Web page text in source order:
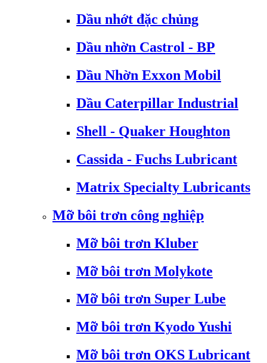
Dầu nhớt đặc chủng
Dầu nhờn Castrol - BP
Dầu Nhờn Exxon Mobil
Dầu Caterpillar Industrial
Shell - Quaker Houghton
Cassida - Fuchs Lubricant
Matrix Specialty Lubricants
Mỡ bôi trơn công nghiệp
Mỡ bôi trơn Kluber
Mỡ bôi trơn Molykote
Mỡ bôi trơn Super Lube
Mỡ bôi trơn Kyodo Yushi
Mỡ bôi trơn OKS Lubricant